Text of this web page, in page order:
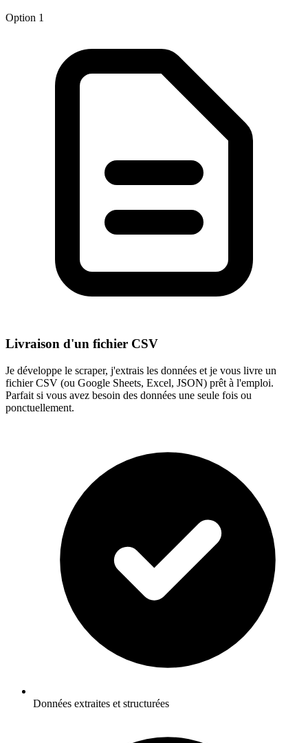
Option 1
Livraison d'un fichier CSV
Je développe le scraper, j'extrais les données et je vous livre un
fichier CSV (ou Google Sheets, Excel, JSON) prêt à l'emploi.
Parfait si vous avez besoin des données une seule fois ou
ponctuellement.
Données extraites et structurées